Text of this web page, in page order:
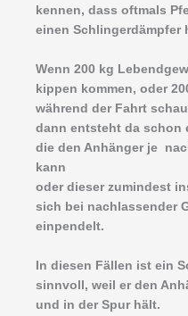
kennen, dass oftmals
einen Schlingerdämpfer
Wenn 200 kg
kippen kommen, oder
während der Fahrt
dann entsteht da schon
die den Anhänger je
kann
oder dieser zumindest
sich bei nachlassender
einpendelt.
In diesen Fällen ist ein
sinnvoll, weil er den
und in der Spur hält.